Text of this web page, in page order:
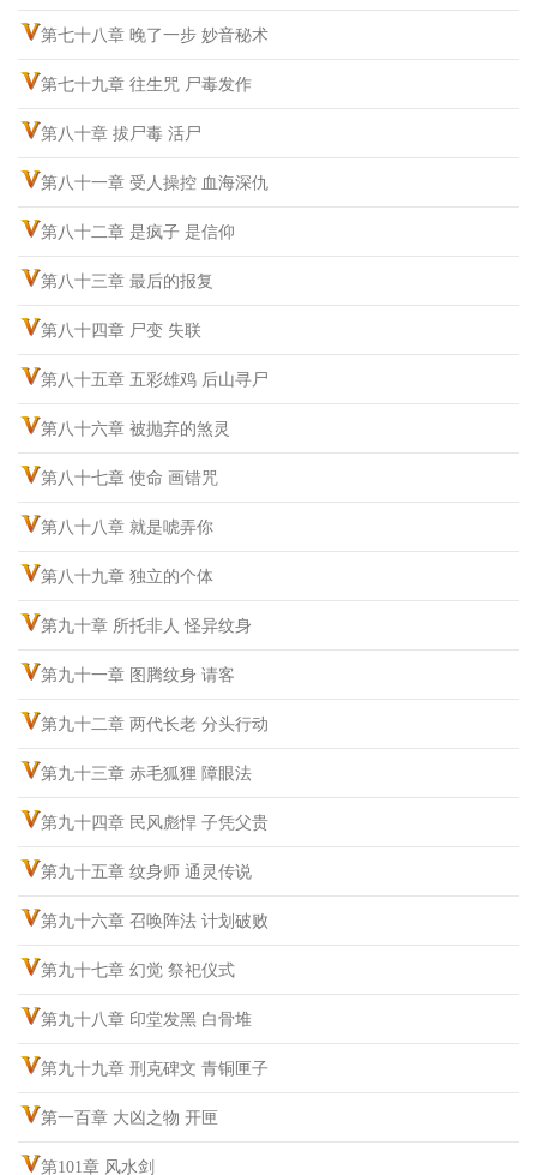
第七十八章 晚了一步 妙音秘术
第七十九章 往生咒 尸毒发作
第八十章 拔尸毒 活尸
第八十一章 受人操控 血海深仇
第八十二章 是疯子 是信仰
第八十三章 最后的报复
第八十四章 尸变 失联
第八十五章 五彩雄鸡 后山寻尸
第八十六章 被抛弃的煞灵
第八十七章 使命 画错咒
第八十八章 就是唬弄你
第八十九章 独立的个体
第九十章 所托非人 怪异纹身
第九十一章 图腾纹身 请客
第九十二章 两代长老 分头行动
第九十三章 赤毛狐狸 障眼法
第九十四章 民风彪悍 子凭父贵
第九十五章 纹身师 通灵传说
第九十六章 召唤阵法 计划破败
第九十七章 幻觉 祭祀仪式
第九十八章 印堂发黑 白骨堆
第九十九章 刑克碑文 青铜匣子
第一百章 大凶之物 开匣
第101章 风水剑